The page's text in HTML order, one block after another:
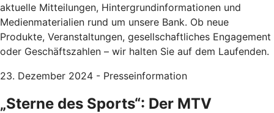
aktuelle Mitteilungen, Hintergrundinformationen und
Medienmaterialien rund um unsere Bank. Ob neue
Produkte, Veranstaltungen, gesellschaftliches Engagement
oder Geschäftszahlen – wir halten Sie auf dem Laufenden.
23. Dezember 2024 - Presseinformation
„Sterne des Sports“: Der MTV